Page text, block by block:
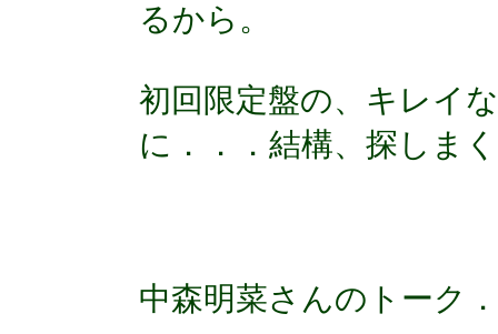
るから。
初回限定盤の、キレイ
に．．．結構、探しま
中森明菜さんのトーク